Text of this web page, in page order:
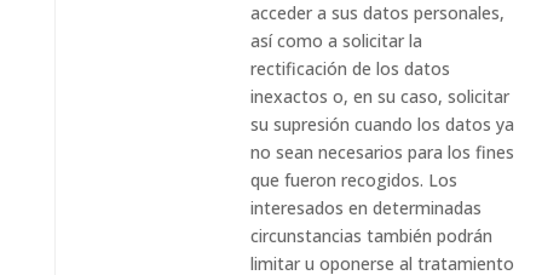
acceder a sus datos personales,
así como a solicitar la
rectificación de los datos
inexactos o, en su caso, solicitar
su supresión cuando los datos ya
no sean necesarios para los fines
que fueron recogidos. Los
interesados ​​en determinadas
circunstancias también podrán
limitar u oponerse al tratamiento